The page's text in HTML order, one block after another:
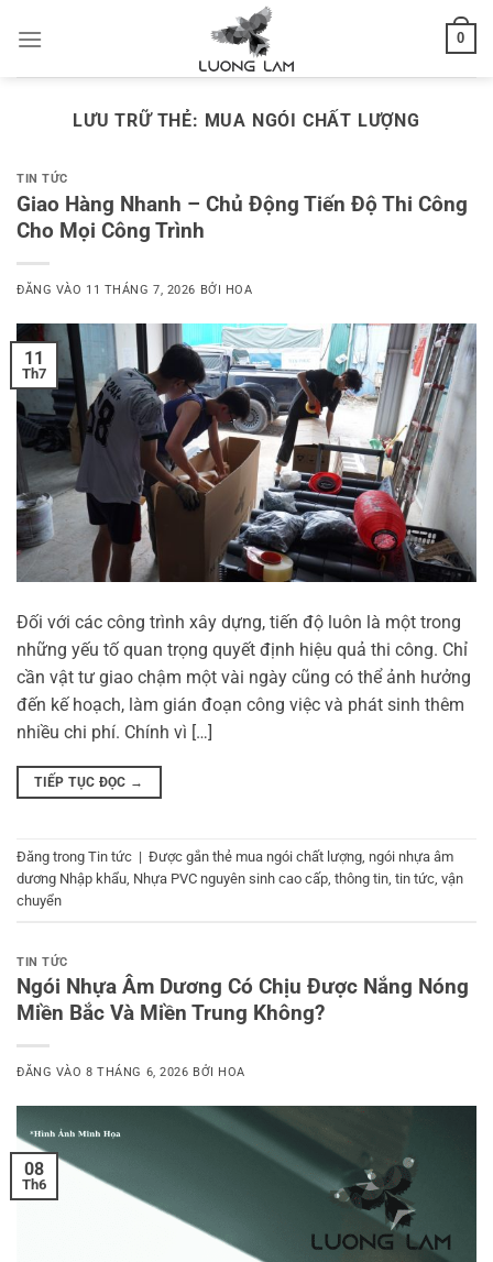
qua
0
LƯU TRỮ THẺ: MUA NGÓI CHẤT LƯỢNG
TIN TỨC
Giao Hàng Nhanh – Chủ Động Tiến Độ Thi Công
Cho Mọi Công Trình
ĐĂNG VÀO 11 THÁNG 7, 2026 BỞI HOA
11
Th7
Đối với các công trình xây dựng, tiến độ luôn là một trong
những yếu tố quan trọng quyết định hiệu quả thi công. Chỉ
cần vật tư giao chậm một vài ngày cũng có thể ảnh hưởng
đến kế hoạch, làm gián đoạn công việc và phát sinh thêm
nhiều chi phí. Chính vì […]
TIẾP TỤC ĐỌC →
Đăng trong Tin tức | Được gắn thẻ mua ngói chất lượng ngói nhựa âm
dương Nhập khẩu Nhựa PVC nguyên sinh cao cấp thông tin tin tức vận
chuyển
TIN TỨC
Ngói Nhựa Âm Dương Có Chịu Được Nắng Nóng
Miền Bắc Và Miền Trung Không?
ĐĂNG VÀO8 THÁNG 6, 2026 BỞI HOA
08
Th6